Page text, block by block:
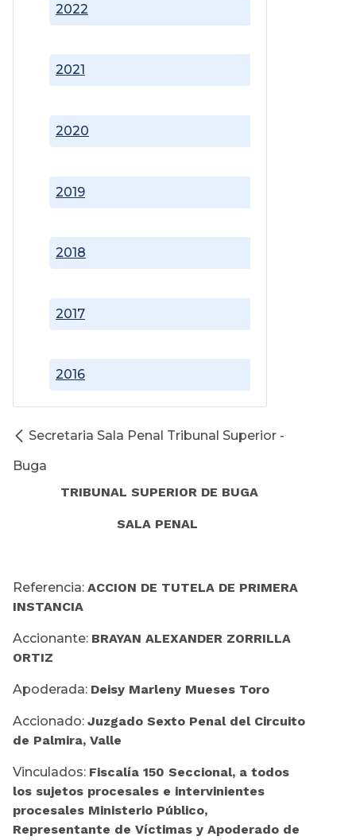
2016
2017
2018
2019
2020
2021
2022
Secretaria Sala Penal Tribunal Superior -
Buga
TRIBUNAL SUPERIOR DE BUGA
SALA PENAL
Referencia: ACCION DE TUTELA DE PRIMERA
INSTANCIA
Accionante: BRAYAN ALEXANDER ZORRILLA
ORTIZ
Apoderada: Deisy Marleny Mueses Toro
Accionado: Juzgado Sexto Penal del Circuito
de Palmira, Valle
Vinculados: Fiscalía 150 Seccional, a todos
los sujetos procesales e intervinientes
procesales Ministerio Público,
Representante de Víctimas y Apoderado de